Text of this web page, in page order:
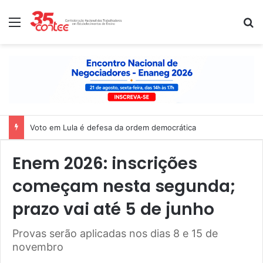
Menu
Voto em Lula é defesa da ordem democrática
Enem 2026: inscrições
começam nesta segunda;
prazo vai até 5 de junho
Provas serão aplicadas nos dias 8 e 15 de
novembro